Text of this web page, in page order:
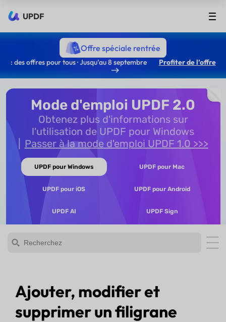
UPDF
Offre spéciale rentrée
: des offres pour tous · Jusqu’au 8 septembre Profiter de l’offre
Mode d'emploi UPDF 2.0
Obtenez plus d'informations sur
l'utilisation de UPDF pour Windows
Passer à la mode d'emploi UPDF 1.0 >>>
UPDF pour Windows UPDF pour Mac
UPDF pour iOS UPDF pour Android
UPDF AI UPDF Sign
Ajouter, modifier et
supprimer un filigrane